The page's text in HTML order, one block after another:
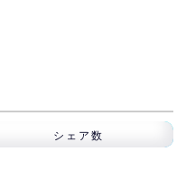
シェア数